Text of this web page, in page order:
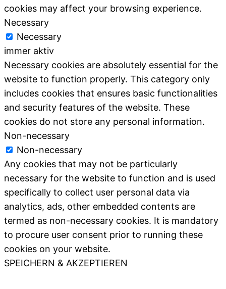
cookies may affect your browsing experience.
Necessary
Necessary
immer aktiv
Necessary cookies are absolutely essential for the
website to function properly. This category only
includes cookies that ensures basic functionalities
and security features of the website. These
cookies do not store any personal information.
Non-necessary
Non-necessary
Any cookies that may not be particularly
necessary for the website to function and is used
specifically to collect user personal data via
analytics, ads, other embedded contents are
termed as non-necessary cookies. It is mandatory
to procure user consent prior to running these
cookies on your website.
SPEICHERN & AKZEPTIEREN